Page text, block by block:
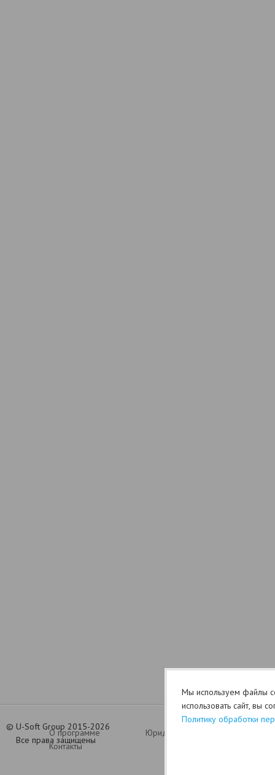
© U-Soft Group 2015-2026
Все права защищены
О программе
Юридический раздел (оферта)
Контакты
Мы используем файлы
использовать сайт, вы
Политику обработки